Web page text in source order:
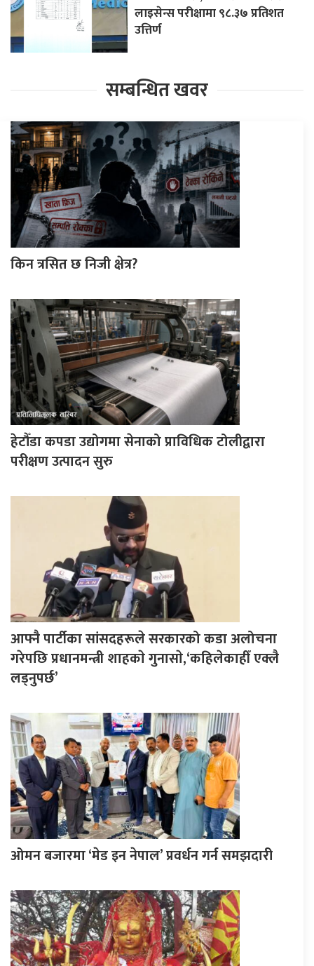
लाइसेन्स परीक्षामा ९८.३७ प्रतिशत
उत्तिर्ण
सम्बन्धित खवर
किन त्रसित छ निजी क्षेत्र?
हेटौँडा कपडा उद्योगमा सेनाको प्राविधिक टोलीद्वारा
परीक्षण उत्पादन सुरु
आफ्नै पार्टीका सांसदहरूले सरकारको कडा अलोचना
गरेपछि प्रधानमन्त्री शाहकाे गुनासाे,‘कहिलेकाहीँ एक्लै
लड्नुपर्छ’
ओमन बजारमा ‘मेड इन नेपाल’ प्रवर्धन गर्न समझदारी